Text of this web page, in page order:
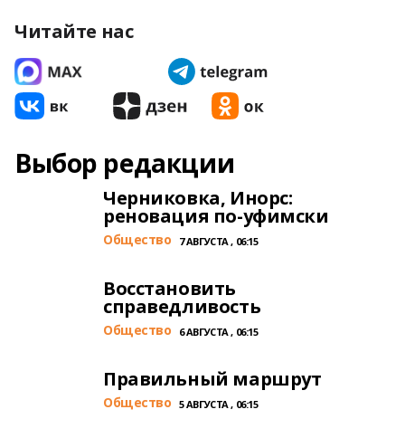
Читайте нас
Выбор редакции
Черниковка, Инорс:
реновация по-уфимски
Общество 7 АВГУСТА , 06:15
Восстановить
справедливость
Общество 6 АВГУСТА , 06:15
Правильный маршрут
Общество 5 АВГУСТА , 06:15